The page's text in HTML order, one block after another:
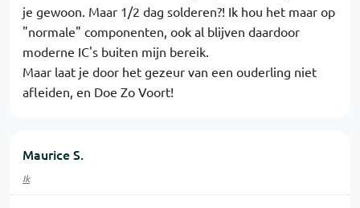
je gewoon. Maar 1/2 dag solderen?! Ik hou het maar op
"normale" componenten, ook al blijven daardoor
moderne IC's buiten mijn bereik.
Maar laat je door het gezeur van een ouderling niet
afleiden, en Doe Zo Voort!
Maurice S.
Ik